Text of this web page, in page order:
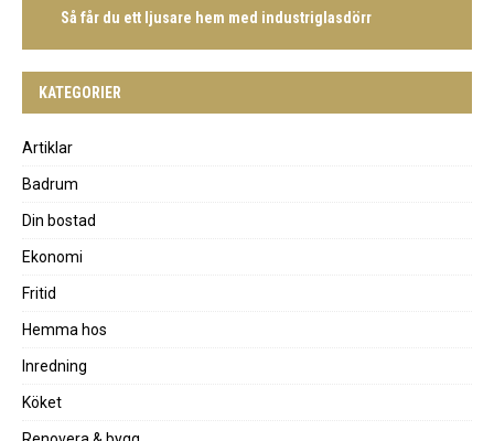
Så får du ett ljusare hem med industriglasdörr
KATEGORIER
Artiklar
Badrum
Din bostad
Ekonomi
Fritid
Hemma hos
Inredning
Köket